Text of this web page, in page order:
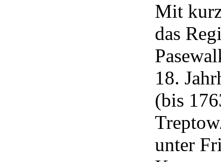
Mit
das
18.
(bis
unter